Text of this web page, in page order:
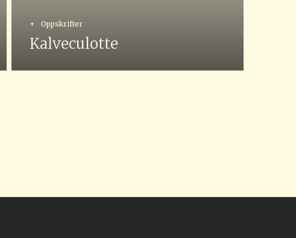
+ Oppskrifter
Kalveculotte